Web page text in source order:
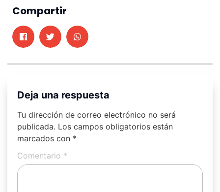
Compartir
Deja una respuesta
Tu dirección de correo electrónico no será
publicada. Los campos obligatorios están
marcados con *
Comentario *